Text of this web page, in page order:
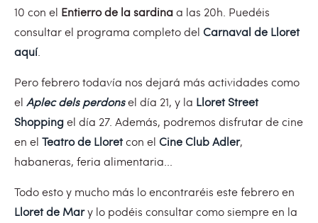
10 con el Entierro de la sardinaa las 20h. Puedéis
consultar el programa completo del Carnaval de Lloret
aquí.
Pero febrero todavía nos dejará más actividades como
el Aplec dels perdonsel día 21, y la Lloret Street
Shoppingel día 27. Además, podremos disfrutar de cine
en el Teatro de Lloretcon el Cine Club Adler,
habaneras, feria alimentaria...
Todo esto y mucho más lo encontraréis este febrero en
Lloret de Mary lo podéis consultar como siempre en la